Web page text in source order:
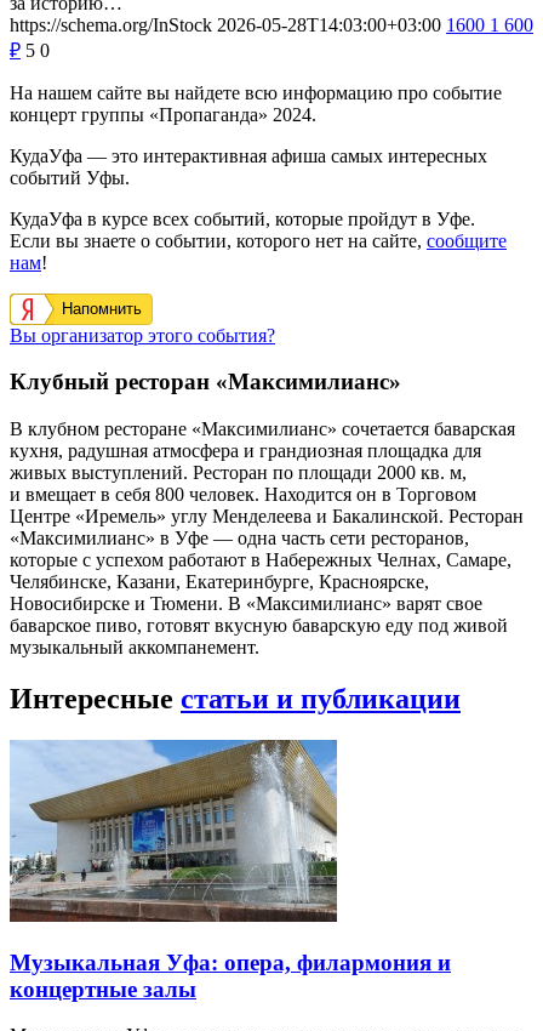
https://schema.org/InStock 2026-05-28T14:03:00+03:00 1600 1 600
₽ 5 0
На нашем сайте вы найдете всю информацию про событие
концерт группы «Пропаганда» 2024.
КудаУфа — это интерактивная афиша самых интересных
событий Уфы.
КудаУфа в курсе всех событий, которые пройдут в Уфе.
Если вы знаете о событии, которого нет на сайте, сообщите
нам!
Напомнить
Вы организатор этого события?
Клубный ресторан «Максимилианс»
В клубном ресторане «Максимилианс» сочетается баварская
кухня, радушная атмосфера и грандиозная площадка для
живых выступлений. Ресторан по площади 2000 кв. м,
и вмещает в себя 800 человек. Находится он в Торговом
Центре «Иремель» углу Менделеева и Бакалинской. Ресторан
«Максимилианс» в Уфе — одна часть сети ресторанов,
которые с успехом работают в Набережных Челнах, Самаре,
Челябинске, Казани, Екатеринбурге, Красноярске,
Новосибирске и Тюмени. В «Максимилианс» варят свое
баварское пиво, готовят вкусную баварскую еду под живой
музыкальный аккомпанемент.
Интересные статьи и публикации
Музыкальная Уфа: опера, филармония и
концертные залы